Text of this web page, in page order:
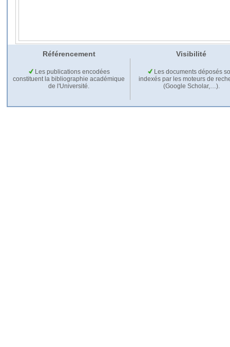
Référencement Visibilité
Les publications encodées
constituent la bibliographie académique
de l'Université.
Les documents déposés
indexés par les moteurs de
(Google Scholar,…).